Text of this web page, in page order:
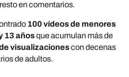
en comentarios.
100 vídeos de menores
13 añosque acumulan más de
visualizacionescon decenas
de adultos.